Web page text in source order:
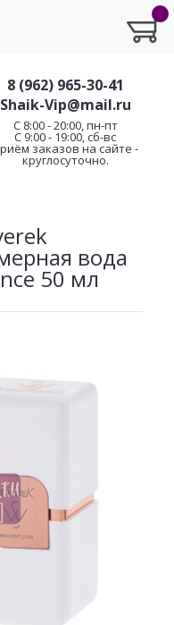
8 (962) 965-30-41
Shaik-Vip@mail.ru
C 8:00 - 20:00, пн-пт
С 9:00 - 19:00, сб-вс
заказов на сайте -
круглосуточно.
вода
50 мл